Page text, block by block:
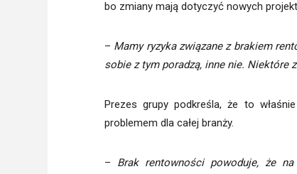
bo zmiany mają dotyczyć nowych
– Mamy ryzyka związane z brakiem
sobie z tym poradzą, inne nie. Niektóre
Prezes grupy podkreśla, że to
problemem dla całej branży.
– Brak rentowności powoduje, że